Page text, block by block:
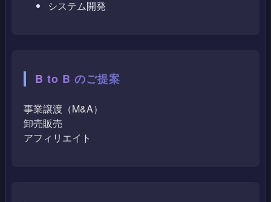
システム開発
B to B のご提案
事業譲渡（M&A）
卸売販売
アフィリエイト